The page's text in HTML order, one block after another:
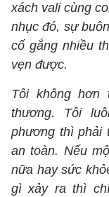
xách vali cùng
nhục đó, sự
cố gắng nhiều
vẹn được.
Tôi không hơn
thương. Tôi
phương thì phải
an toàn. Nếu
nữa hay sức
gì xảy ra thì